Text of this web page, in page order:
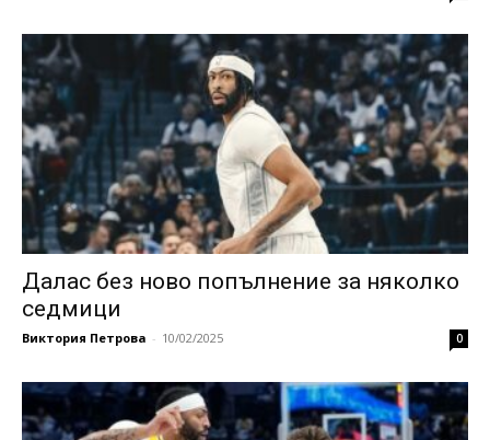
Далас без ново попълнение за няколко
седмици
Виктория Петрова - 10/02/2025 0